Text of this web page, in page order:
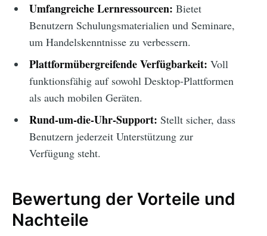
Umfangreiche Lernressourcen: Bietet
Benutzern Schulungsmaterialien und Seminare,
um Handelskenntnisse zu verbessern.
Plattformübergreifende Verfügbarkeit: Voll
funktionsfähig auf sowohl Desktop-Plattformen
als auch mobilen Geräten.
Rund-um-die-Uhr-Support: Stellt sicher, dass
Benutzern jederzeit Unterstützung zur
Verfügung steht.
Bewertung der Vorteile und
Nachteile